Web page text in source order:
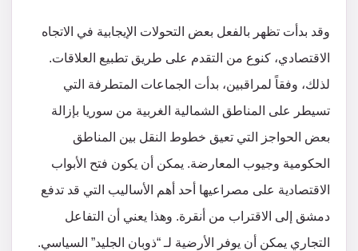
وقد بدأت تظهر بالفعل بعض التحولات الإيجابية في الاتجاه
الاقتصادي، كنوع من التقدم على طريق تطبيع العلاقات.
لذلك، وفقاً لمراقبين، بدأت الجماعات المتطرفة التي
تسيطر على المناطق الشمالية الغربية من سوريا بإزالة
بعض الحواجز التي تعيق خطوط النقل بين المناطق
الحكومية وجيوب المعارضة. يمكن أن يكون فتح الأبواب
الاقتصادية على مصراعيها أحد أهم الأساليب التي قد تدفع
دمشق إلى الاقتراب من أنقرة. وهذا يعني أن التفاعل
التجاري يمكن أن يوفر الأرضية لـ “ذوبان الجليد” السياسي.